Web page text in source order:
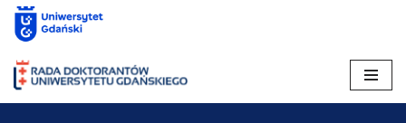
to
content